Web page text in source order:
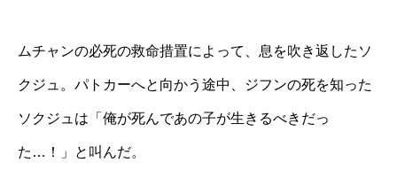
ムチャンの必死の救命措置によって、息を吹き返したソ
クジュ。パトカーへと向かう途中、ジフンの死を知った
ソクジュは「俺が死んであの子が生きるべきだっ
た…！」と叫んだ。